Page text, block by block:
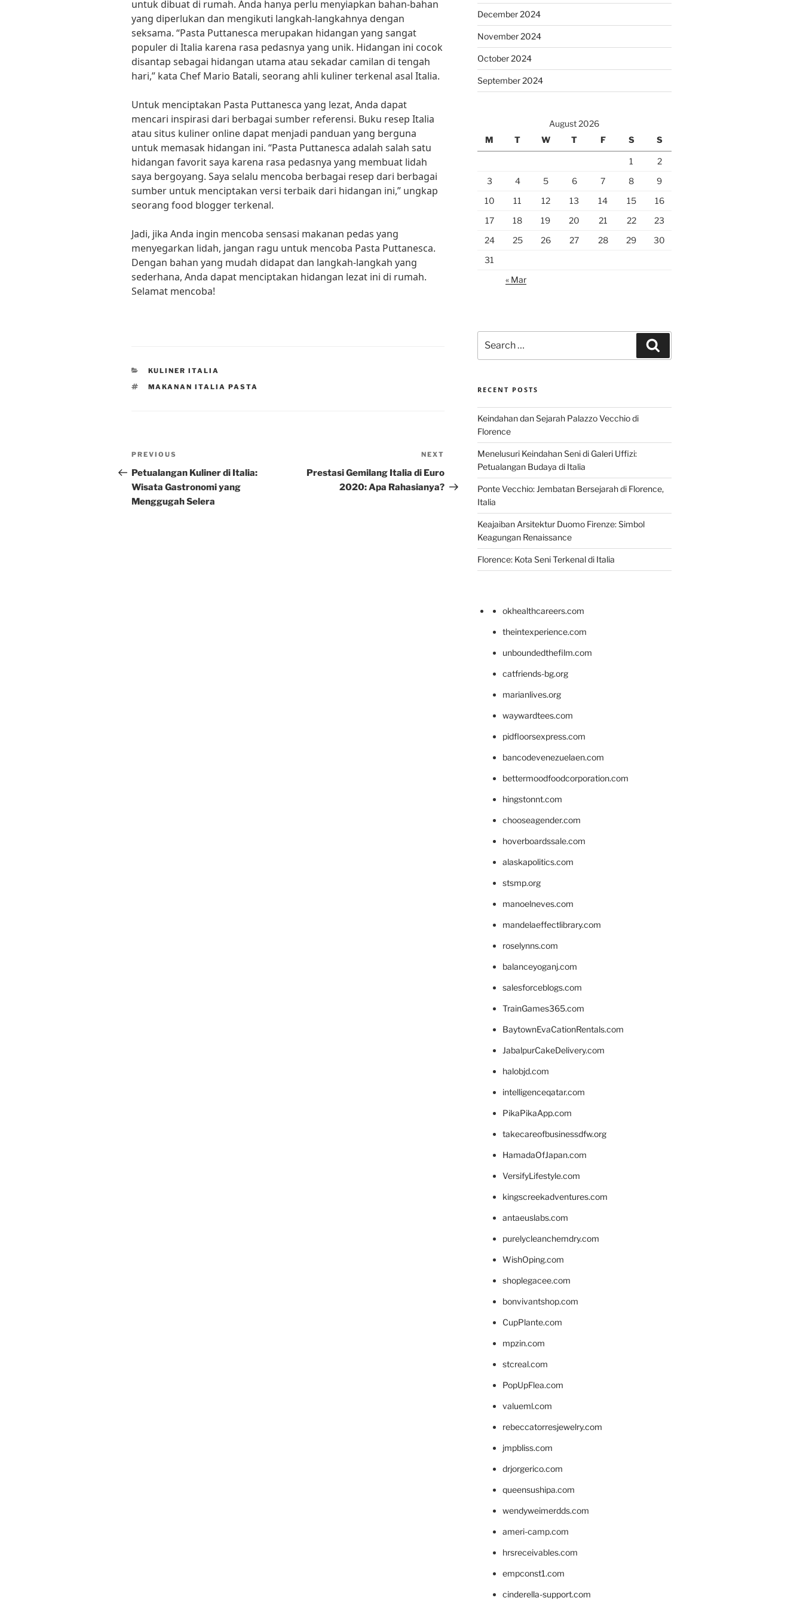
untuk dibuat di rumah. Anda hanya perlu menyiapkan bahan-bahan
yang diperlukan dan mengikuti langkah-langkahnya dengan
seksama. “Pasta Puttanesca merupakan hidangan yang sangat
populer di Italia karena rasa pedasnya yang unik. Hidangan ini cocok
disantap sebagai hidangan utama atau sekadar camilan di tengah
hari,” kata Chef Mario Batali, seorang ahli kuliner terkenal asal Italia.
Untuk menciptakan Pasta Puttanesca yang lezat, Anda dapat
mencari inspirasi dari berbagai sumber referensi. Buku resep Italia
atau situs kuliner online dapat menjadi panduan yang berguna
untuk memasak hidangan ini. “Pasta Puttanesca adalah salah satu
hidangan favorit saya karena rasa pedasnya yang membuat lidah
saya bergoyang. Saya selalu mencoba berbagai resep dari berbagai
sumber untuk menciptakan versi terbaik dari hidangan ini,” ungkap
seorang food blogger terkenal.
Jadi, jika Anda ingin mencoba sensasi makanan pedas yang
menyegarkan lidah, jangan ragu untuk mencoba Pasta Puttanesca.
Dengan bahan yang mudah didapat dan langkah-langkah yang
sederhana, Anda dapat menciptakan hidangan lezat ini di rumah.
Selamat mencoba!
CATEGORIES
KULINER ITALIA
TAGS
MAKANAN ITALIA PASTA
Post
navigation
Previous
Post
PREVIOUS
Petualangan Kuliner di Italia:
Wisata Gastronomi yang
Menggugah Selera
Post
NEXT
Prestasi Gemilang Italia di Euro
2020: Apa Rahasianya?
December 2024
November 2024
October 2024
September 2024
August 2026
M
T W T F S S
1
2
3
4 5 6 7 8
9
10
11 12 13 14 15
16
17
18 19 20 21 22
23
24
25 26 27 28 29
30
31
« Mar
for:
RECENT POSTS
Keindahan dan Sejarah Palazzo Vecchio di
Florence
Menelusuri Keindahan Seni di Galeri Uffizi:
Petualangan Budaya di Italia
Ponte Vecchio: Jembatan Bersejarah di Florence,
Italia
Keajaiban Arsitektur Duomo Firenze: Simbol
Keagungan Renaissance
Florence: Kota Seni Terkenal di Italia
okhealthcareers.com
theintexperience.com
unboundedthefilm.com
catfriends-bg.org
marianlives.org
waywardtees.com
pidfloorsexpress.com
bancodevenezuelaen.com
bettermoodfoodcorporation.com
hingstonnt.com
chooseagender.com
hoverboardssale.com
alaskapolitics.com
stsmp.org
manoelneves.com
mandelaeffectlibrary.com
roselynns.com
balanceyoganj.com
salesforceblogs.com
TrainGames365.com
BaytownEvaCationRentals.com
JabalpurCakeDelivery.com
halobjd.com
intelligenceqatar.com
PikaPikaApp.com
takecareofbusinessdfw.org
HamadaOfJapan.com
VersifyLifestyle.com
kingscreekadventures.com
antaeuslabs.com
purelycleanchemdry.com
WishOping.com
shoplegacee.com
bonvivantshop.com
CupPlante.com
mpzin.com
stcreal.com
PopUpFlea.com
valueml.com
rebeccatorresjewelry.com
jmpbliss.com
drjorgerico.com
queensushipa.com
wendyweimerdds.com
ameri-camp.com
hrsreceivables.com
empconst1.com
cinderella-support.com